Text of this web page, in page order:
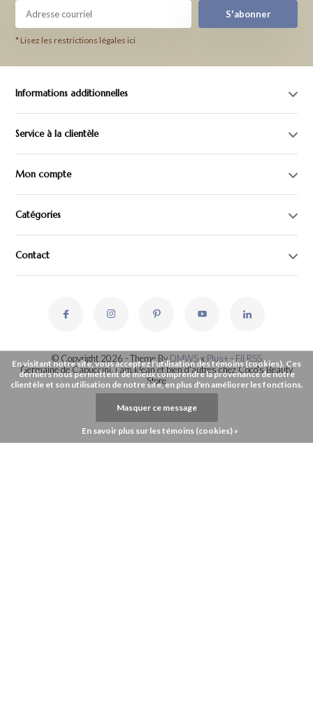
S'abonner
* Lisez les restrictions légales ici
Informations additionnelles
Service à la clientèle
Mon compte
Catégories
Contact
© Copyright 2026 - Theme ByDMWSx Plus+-Fil RSS
Germaine de Capuccini, i.am.klean et bien d'autres chez Coco's Beauty
Store
En visitant notre site, vous acceptez l'utilisation des témoins (cookies). Ces
derniers nous permettent de mieux comprendre la provenance de notre
clientèle et son utilisation de notre site, en plus d'en améliorer les fonctions.
Masquer ce message
En savoir plus sur les témoins (cookies) »